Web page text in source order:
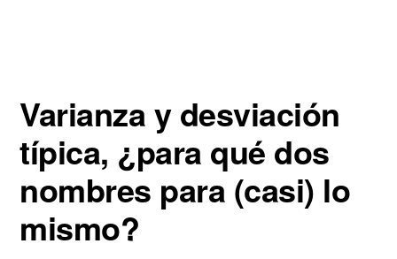
Varianza y desviación
típica, ¿para qué dos
nombres para (casi) lo
mismo?